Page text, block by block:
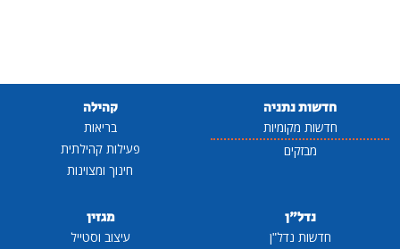
חדשות נתניה
חדשות מקומיות
מבזקים
קהילה
בריאות
פעילות קהילתית
חינוך ומצוינות
נדל"ן
חדשות נדל"ן
מגזין
עיצוב וסטייל